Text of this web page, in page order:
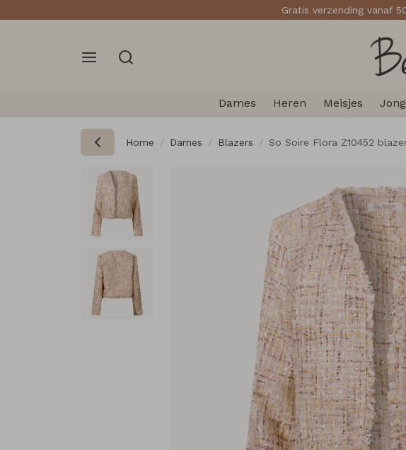
Gratis verzending vanaf
Dames Heren Meisjes
Home Dames Blazers So Soire Flora Z10452